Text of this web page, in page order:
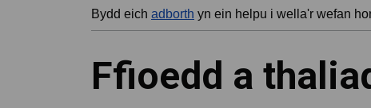
Bydd eich adborth yn ein helpu i wella'r wefan
Ffioedd a